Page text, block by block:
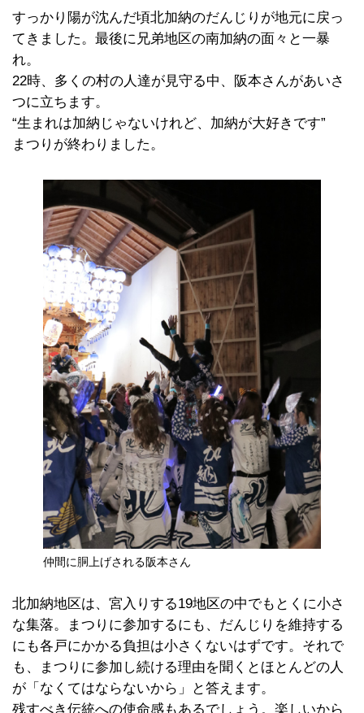
すっかり陽が沈んだ頃北加納のだんじりが地元に戻っ
てきました。最後に兄弟地区の南加納の面々と一暴
れ。
22時、多くの村の人達が見守る中、阪本さんがあいさ
つに立ちます。
“生まれは加納じゃないけれど、加納が大好きです”
まつりが終わりました。
仲間に胴上げされる阪本さん
北加納地区は、宮入りする19地区の中でもとくに小さ
な集落。まつりに参加するにも、だんじりを維持する
にも各戸にかかる負担は小さくないはずです。それで
も、まつりに参加し続ける理由を聞くとほとんどの人
が「なくてはならないから」と答えます。
残すべき伝統への使命感もあるでしょう。楽しいから